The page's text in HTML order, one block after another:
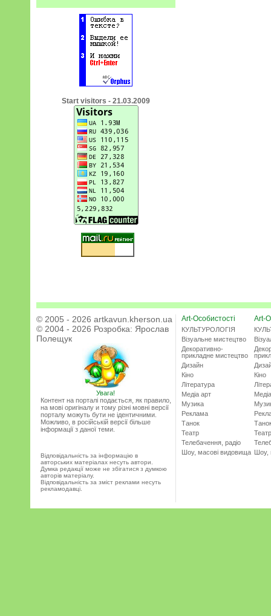
Start visitors - 21.03.2009
© 2005 - 2026 artkavun.kherson.ua
© 2004 - 2026 Розробка: Ярослав
Полещук
Увага!
Контент на порталі подається, як правило,
на мові оригіналу и тому різні мовні версії
порталу можуть бути не ідентичними.
Можливо, в російській версії більше
інформації з даної теми.
Відповідальність за інформацію в
авторських матеріалах несуть автори.
Думка редакції може не збігатися з думкою
авторів матеріалу.
Відповідальність за зміст реклами несуть
рекламодавці.
Art-Особистості
КУЛЬТУРОЛОГІЯ
Візуальне мистецтво
Декоративно-
прикладне мистецтво
Дизайн
Кіно
Література
Медіа арт
Музика
Реклама
Танок
Театр
Телебачення, радіо
Шоу, масові видовища
Art-
Кіно
Театр